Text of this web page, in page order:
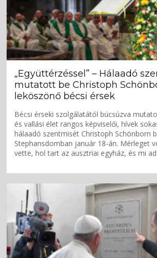
„Együttérzéssel” – Hálaadó
mutatott be Christoph
leköszönő bécsi érsek
Bécsi érseki szolgálatától búcsúzva
és vallási élet rangos képviselői, hívek
hálaadó szentmisét Christoph Schönborn
Stephansdomban január 18-án. Mérleget
vette, hol tart az ausztriai egyház, és mi